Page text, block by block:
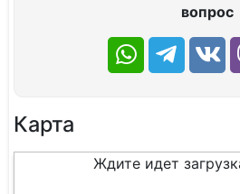
вопрос
Карта
Ждите идет